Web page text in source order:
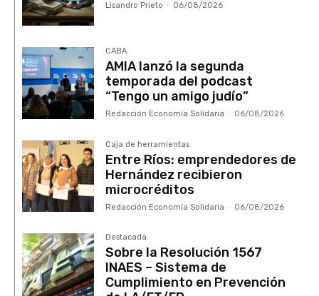
Lisandro Prieto - 06/08/2026
CABA
AMIA lanzó la segunda
temporada del podcast
“Tengo un amigo judío”
Redacción Economía Solidaria - 06/08/2026
Caja de herramientas
Entre Ríos: emprendedores de
Hernández recibieron
microcréditos
Redacción Economía Solidaria - 06/08/2026
Destacada
Sobre la Resolución 1567
INAES – Sistema de
Cumplimiento en Prevención